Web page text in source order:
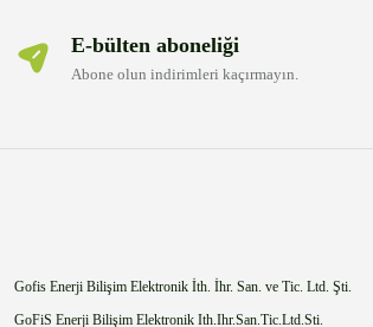
E-bülten aboneliği
Abone olun indirimleri kaçırmayın.
Gofis Enerji Bilişim Elektronik İth. İhr. San. ve Tic. Ltd. Şti.
GoFiS Enerji Bilişim Elektronik Ith.Ihr.San.Tic.Ltd.Sti.